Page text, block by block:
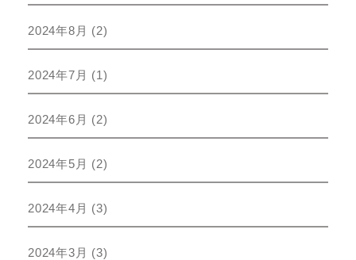
2024年8月 (2)
2024年7月 (1)
2024年6月 (2)
2024年5月 (2)
2024年4月 (3)
2024年3月 (3)